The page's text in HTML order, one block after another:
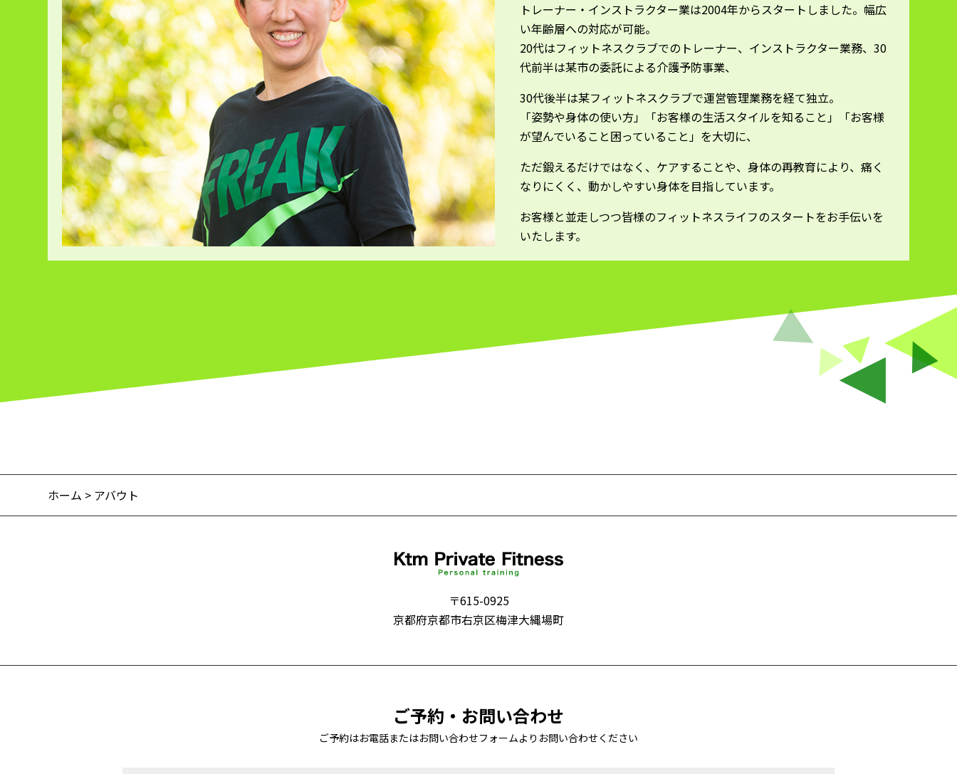
トレーナー・インストラクター業は2004年からスタートしました。幅広
い年齢層への対応が可能。
20代はフィットネスクラブでのトレーナー、インストラクター業務、30
代前半は某市の委託による介護予防事業、
30代後半は某フィットネスクラブで運営管理業務を経て独立。
「姿勢や身体の使い方」「お客様の生活スタイルを知ること」「お客様
が望んでいること困っていること」を大切に、
ただ鍛えるだけではなく、ケアすることや、身体の再教育により、痛く
なりにくく、動かしやすい身体を目指しています。
お客様と並走しつつ皆様のフィットネスライフのスタートをお手伝いを
いたします。
ホーム > アバウト
〒615-0925
京都府京都市右京区梅津大縄場町
ご予約・お問い合わせ
ご予約はお電話またはお問い合わせフォームより お問い合わせください